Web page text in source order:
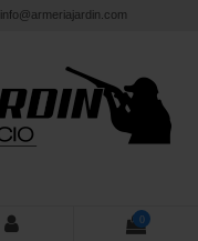
info@armeriajardin.com
0